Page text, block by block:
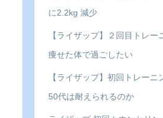
に2.2kg 減少
【ライザップ】２回目トレ
痩せた体で過ごしたい
【ライザップ】初回トレー
50代は耐えられるのか